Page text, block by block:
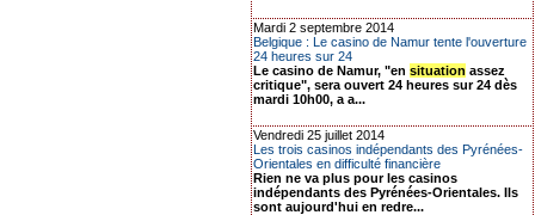
Mardi 2 septembre 2014
Belgique : Le casino de Namur tente l'ouverture
24 heures sur 24
Le casino de Namur, "en situation assez
critique", sera ouvert 24 heures sur 24 dès
mardi 10h00, a a...
Vendredi 25 juillet 2014
Les trois casinos indépendants des Pyrénées-
Orientales en difficulté financière
Rien ne va plus pour les casinos
indépendants des Pyrénées-Orientales. Ils
sont aujourd'hui en redre...